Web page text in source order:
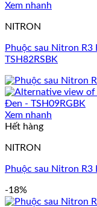
Xem nhanh
NITRON
Phuộc sau Nitron
TSH82RSBK
Xem nhanh
Hết hàng
NITRON
Phuộc sau Nitron R3
-18%